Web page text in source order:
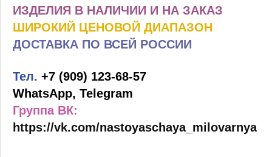
ИЗДЕЛИЯ В НАЛИЧИИ И НА ЗАКАЗ
ШИРОКИЙ ЦЕНОВОЙ ДИАПАЗОН
ДОСТАВКА ПО ВСЕЙ РОССИИ
Тел. +7 (909) 123-68-57
WhatsApp, Telegram
Группа ВК:
https://vk.com/nastoyaschaya_milovarnya